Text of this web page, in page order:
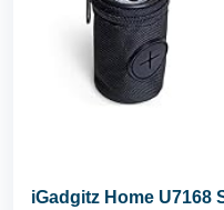
iGadgitz Home